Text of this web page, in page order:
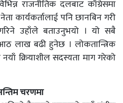
राजनीतिक दलबाट काँग्रेसमा
कार्यकर्तालाई पनि छानबिन गरी
उहाँले बताउनुभयो । यो सबै
लाख बढी हुनेछ । लोकतान्त्रिक
क्रियाशील सदस्यता माग गरेको
चरणमा